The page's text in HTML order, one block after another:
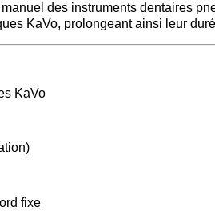
des instruments dentaires
KaVo, prolongeant ainsi leur
KaVo
fixe